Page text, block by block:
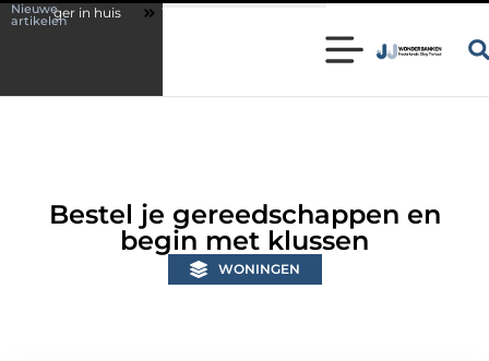
Nieuwe
artikelenWonen in een karakteristieke woning in Bunschoten? Controleer of
Bestel je gereedschappen en
begin met klussen
WONINGEN